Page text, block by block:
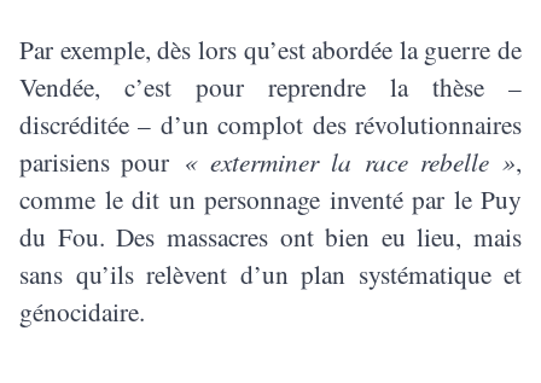
Par exemple, dès lors qu’est abordée la guerre de
Vendée, c’est pour reprendre la thèse –
discréditée – d’un complot des révolutionnaires
parisiens pour « exterminer la race rebelle »,
comme le dit un personnage inventé par le Puy
du Fou. Des massacres ont bien eu lieu, mais
sans qu’ils relèvent d’un plan systématique et
génocidaire.